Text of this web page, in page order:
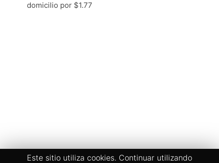
domicilio por $1.77
Este sitio utiliza cookies. Continuar utilizando